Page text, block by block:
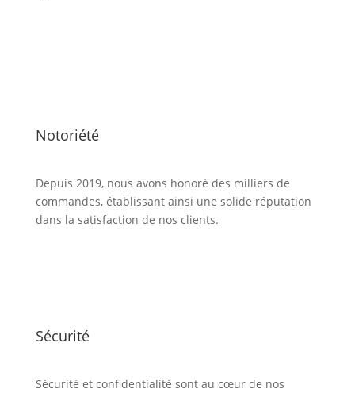
Notoriété
Depuis 2019, nous avons honoré des milliers de
commandes, établissant ainsi une solide réputation
dans la satisfaction de nos clients.
Sécurité
Sécurité et confidentialité sont au cœur de nos